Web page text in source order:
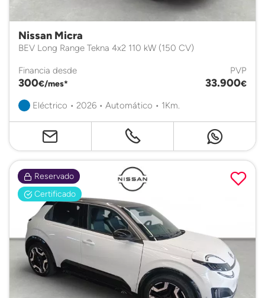
Nissan Micra
BEV Long Range Tekna 4x2 110 kW (150 CV)
Financia desde
300€/mes*
PVP
33.900€
Eléctrico • 2026 • Automático • 1Km.
Reservado
Certificado